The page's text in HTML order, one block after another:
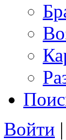
Войти |